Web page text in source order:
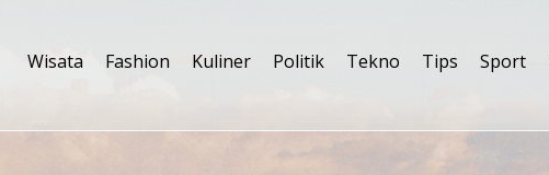
Wisata Fashion Kuliner Politik Tekno Tips Sport